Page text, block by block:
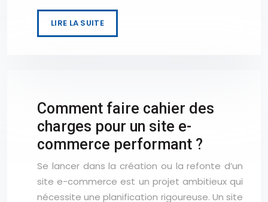
LIRE LA SUITE
Comment faire cahier des
charges pour un site e-
commerce performant ?
Se lancer dans la création ou la refonte d’un
site e-commerce est un projet ambitieux qui
nécessite une planification rigoureuse. Un site